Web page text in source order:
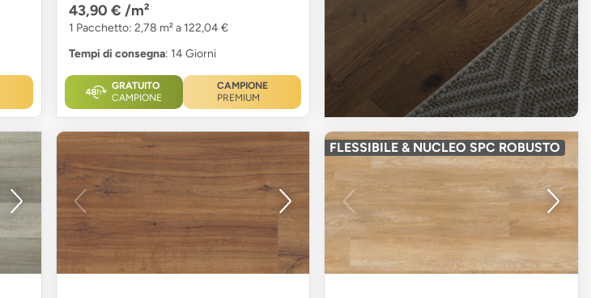
43,90 € /m²
1 Pacchetto: 2,78 m² a 122,04 €
Tempi di consegna: 14 Giorni
GRATUITO
CAMPIONE
CAMPIONE
PREMIUM
FLESSIBILE & NUCLEO SPC ROBUSTO